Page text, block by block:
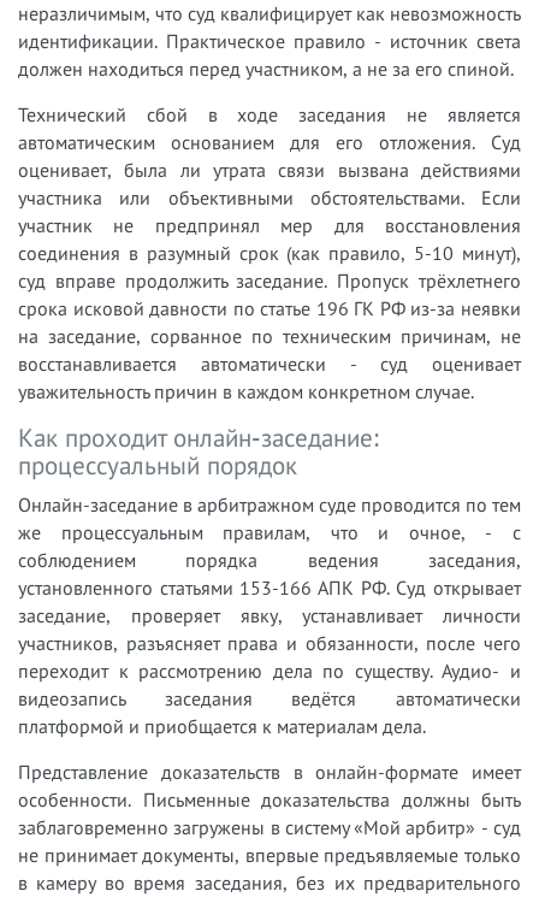
неразличимым, что суд квалифицирует как невозможность
идентификации. Практическое правило - источник света
должен находиться перед участником, а не за его спиной.
Технический сбой в ходе заседания не является
автоматическим основанием для его отложения. Суд
оценивает, была ли утрата связи вызвана действиями
участника или объективными обстоятельствами. Если
участник не предпринял мер для восстановления
соединения в разумный срок (как правило, 5-10 минут),
суд вправе продолжить заседание. Пропуск трёхлетнего
срока исковой давности по статье 196 ГК РФ из-за неявки
на заседание, сорванное по техническим причинам, не
восстанавливается автоматически - суд оценивает
уважительность причин в каждом конкретном случае.
Как проходит онлайн-заседание:
процессуальный порядок
Онлайн-заседание в арбитражном суде проводится по тем
же процессуальным правилам, что и очное, - с
соблюдением порядка ведения заседания,
установленного статьями 153-166 АПК РФ. Суд открывает
заседание, проверяет явку, устанавливает личности
участников, разъясняет права и обязанности, после чего
переходит к рассмотрению дела по существу. Аудио- и
видеозапись заседания ведётся автоматически
платформой и приобщается к материалам дела.
Представление доказательств в онлайн-формате имеет
особенности. Письменные доказательства должны быть
заблаговременно загружены в систему «Мой арбитр» - суд
не принимает документы, впервые предъявляемые только
в камеру во время заседания, без их предварительного